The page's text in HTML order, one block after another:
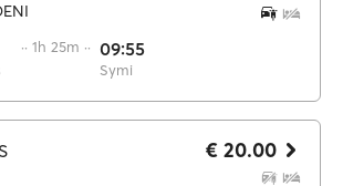
·· 1h 25m ·· 09:55
Symi
€ 20.00